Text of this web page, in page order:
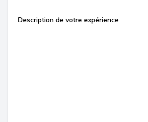
Description de votre expérience